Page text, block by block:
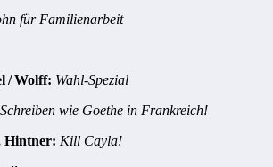
für Familienarbeit
/ Wolff: Wahl-Spezial
Schreiben wie Goethe in Frankreich!
Hintner: Kill Cayla!